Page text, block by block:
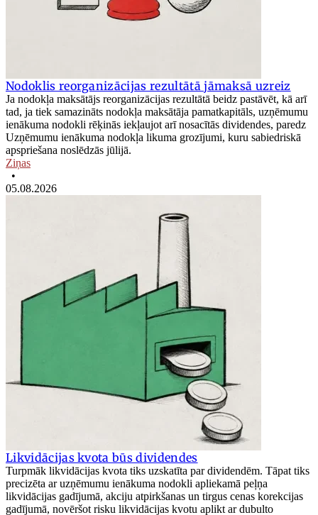
Nodoklis reorganizācijas rezultātā jāmaksā uzreiz
Ja nodokļa maksātājs reorganizācijas rezultātā beidz pastāvēt, kā arī
tad, ja tiek samazināts nodokļa maksātāja pamatkapitāls, uzņēmumu
ienākuma nodokli rēķinās iekļaujot arī nosacītās dividendes, paredz
Uzņēmumu ienākuma nodokļa likuma grozījumi, kuru sabiedriskā
apspriešana noslēdzās jūlijā.
Ziņas
•
05.08.2026
Likvidācijas kvota būs dividendes
Turpmāk likvidācijas kvota tiks uzskatīta par dividendēm. Tāpat tiks
precizēta ar uzņēmumu ienākuma nodokli apliekamā peļņa
likvidācijas gadījumā, akciju atpirkšanas un tirgus cenas korekcijas
gadījumā, novēršot risku likvidācijas kvotu aplikt ar dubulto